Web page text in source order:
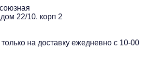
22/10, корп 2
на доставку ежедневно с 10-00